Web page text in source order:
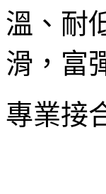
溫、耐
滑，富
專業接